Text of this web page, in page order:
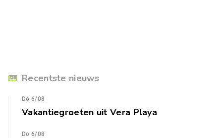
Recentste nieuws
Do 6/08
Vakantiegroeten uit Vera Playa
Do 6/08